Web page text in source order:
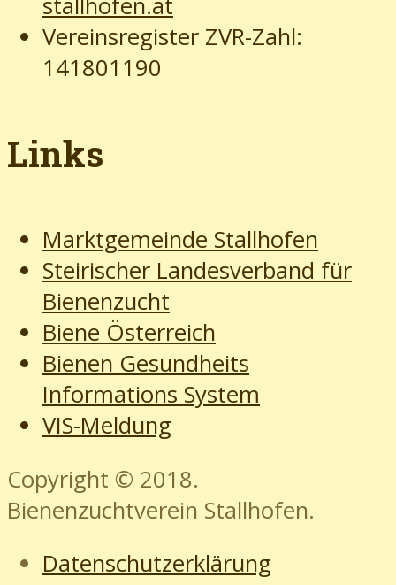
Vereinsregister ZVR-Zahl:
141801190
Links
Marktgemeinde Stallhofen
Steirischer Landesverband für
Bienenzucht
Biene Österreich
Bienen Gesundheits
Informations System
VIS-Meldung
Copyright © 2018.
Bienenzuchtverein Stallhofen.
Datenschutzerklärung